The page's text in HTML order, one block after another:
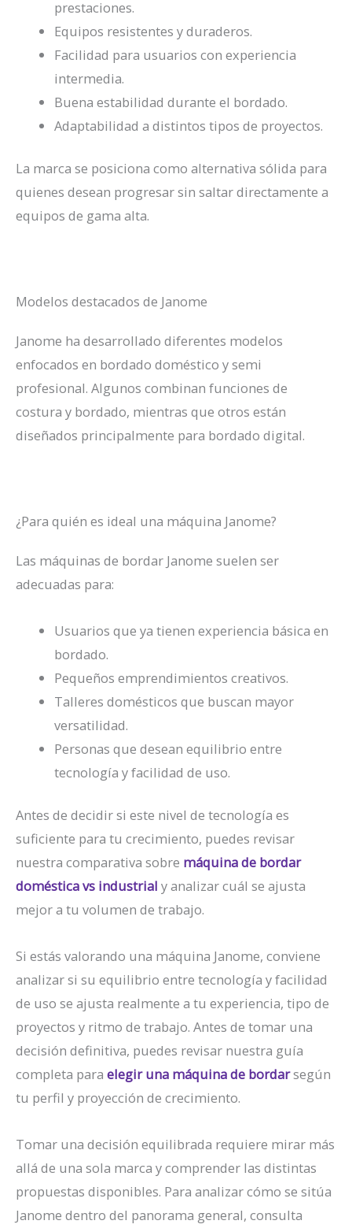
prestaciones.
Equipos resistentes y duraderos.
Facilidad para usuarios con experiencia
intermedia.
Buena estabilidad durante el bordado.
Adaptabilidad a distintos tipos de proyectos.
La marca se posiciona como alternativa sólida para
quienes desean progresar sin saltar directamente a
equipos de gama alta.
Modelos destacados de Janome
Janome ha desarrollado diferentes modelos
enfocados en bordado doméstico y semi
profesional. Algunos combinan funciones de
costura y bordado, mientras que otros están
diseñados principalmente para bordado digital.
¿Para quién es ideal una máquina Janome?
Las máquinas de bordar Janome suelen ser
adecuadas para:
Usuarios que ya tienen experiencia básica en
bordado.
Pequeños emprendimientos creativos.
Talleres domésticos que buscan mayor
versatilidad.
Personas que desean equilibrio entre
tecnología y facilidad de uso.
Antes de decidir si este nivel de tecnología es
suficiente para tu crecimiento, puedes revisar
nuestra comparativa sobre máquina de bordar
doméstica vs industrial y analizar cuál se ajusta
mejor a tu volumen de trabajo.
Si estás valorando una máquina Janome, conviene
analizar si su equilibrio entre tecnología y facilidad
de uso se ajusta realmente a tu experiencia, tipo de
proyectos y ritmo de trabajo. Antes de tomar una
decisión definitiva, puedes revisar nuestra guía
completa para elegir una máquina de bordarsegún
tu perfil y proyección de crecimiento.
Tomar una decisión equilibrada requiere mirar más
allá de una sola marca y comprender las distintas
propuestas disponibles. Para analizar cómo se sitúa
Janome dentro del panorama general, consulta